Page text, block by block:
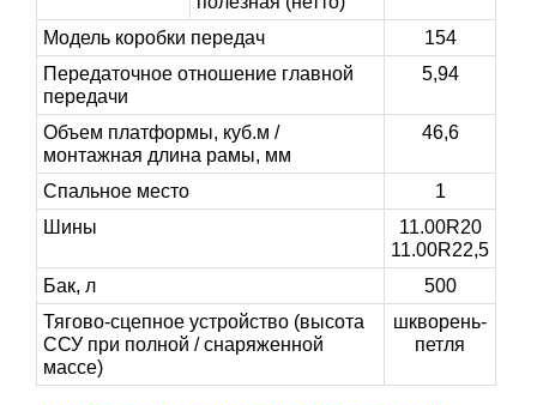
Модель коробки передач
154
Передаточное отношение главной
передачи
5,94
Объем платформы, куб.м /
монтажная длина рамы, мм
46,6
Спальное место
1
Шины
11.00R20
11.00R22,5
Бак, л
500
Тягово-сцепное устройство (высота
ССУ при полной / снаряженной
массе)
шкворень-
петля